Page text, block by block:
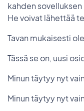
kahden
He voivat lähettää
Tavan mukaisesti
Tässä se on, uusi
Minun täytyy nyt
Minun täytyy nyt